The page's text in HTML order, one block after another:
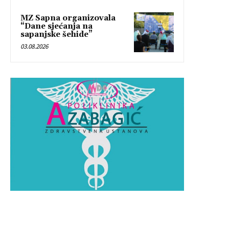
MZ Sapna organizovala
“Dane sjećanja na
sapanjske šehide”
03.08.2026